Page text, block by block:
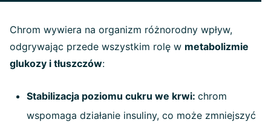
Chrom wywiera na organizm różnorodny wpływ,
odgrywając przede wszystkim rolę w metabolizmie
glukozy i tłuszczów:
Stabilizacja poziomu cukru we krwi: chrom
wspomaga działanie insuliny, co może zmniejszyć